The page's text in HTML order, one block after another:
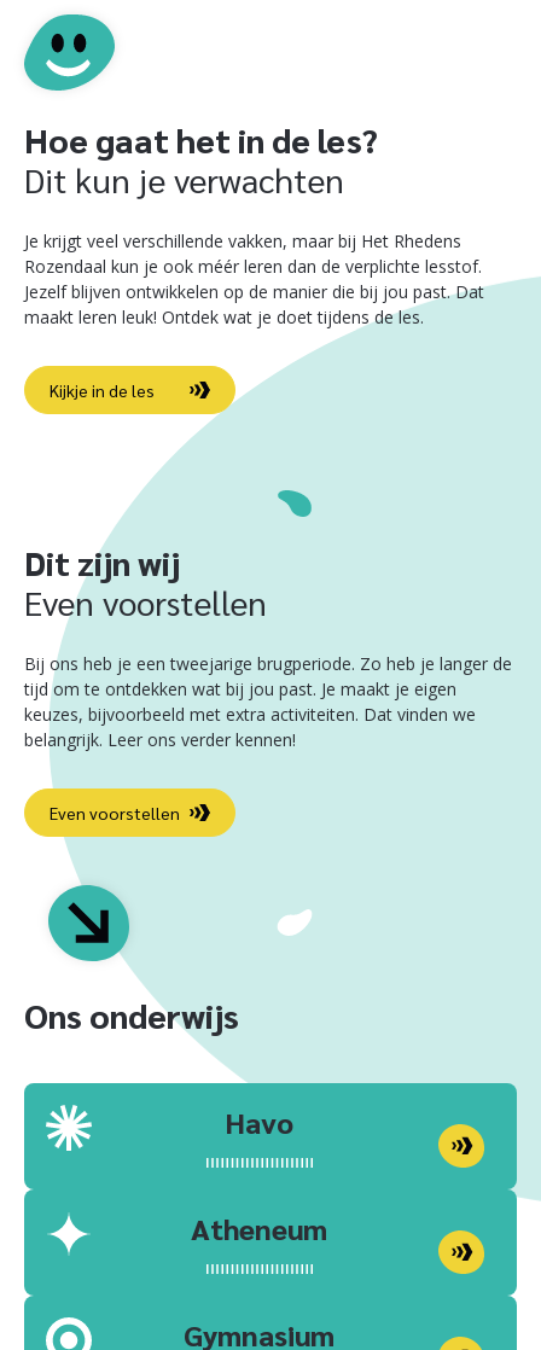
Hoe gaat het in de les?
Dit kun je verwachten
Je krijgt veel verschillende vakken, maar bij Het Rhedens
Rozendaal kun je ook méér leren dan de verplichte lesstof.
Jezelf blijven ontwikkelen op de manier die bij jou past. Dat
maakt leren leuk! Ontdek wat je doet tijdens de les.
Kijkje in de les
Dit zijn wij
Even voorstellen
Bij ons heb je een tweejarige brugperiode. Zo heb je langer de
tijd om te ontdekken wat bij jou past. Je maakt je eigen
keuzes, bijvoorbeeld met extra activiteiten. Dat vinden we
belangrijk. Leer ons verder kennen!
Even voorstellen
Ons onderwijs
Havo
Atheneum
Gymnasium